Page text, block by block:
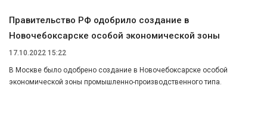
Правительство РФ одобрило создание в
Новочебоксарске особой экономической зоны
17.10.2022 15:22
В Москве было одобрено создание в Новочебоксарске особой
экономической зоны промышленно-производственного типа.